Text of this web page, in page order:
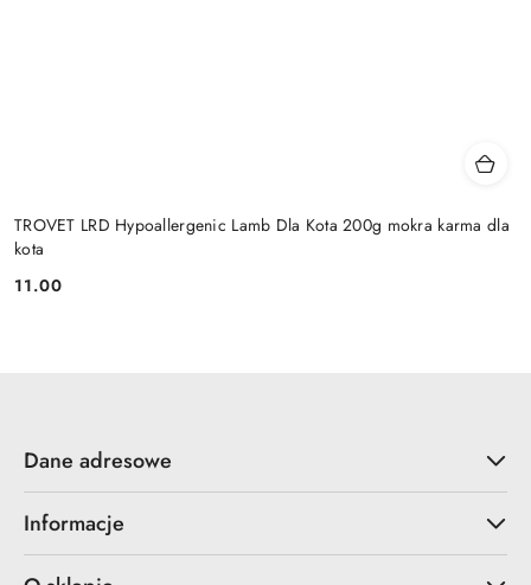
TROVET LRD Hypoallergenic Lamb Dla Kota 200g mokra karma dla
kota
Cena:
11.00
Dane adresowe
Informacje